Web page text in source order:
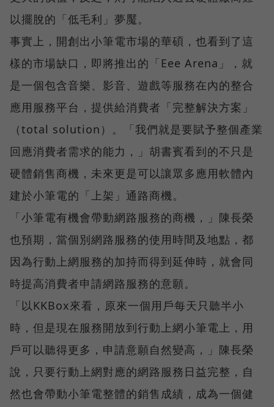
以擺脫的「低毛利」夢魘。
事實上，開創出小筆電市場的華碩，也看到了這
樣的市場缺口，即將推出的「Eee Arena」，就
是一個包含音樂、影音、遊戲等服務在內的整合
應用服務平台，提供給消費者「完整解決方案」
（total solution）。「我們就是要賦予整個產業
回應消費者需求的能力，」胡書賓看到的不只是
硬體銷售商機，未來更是可以讓眾多應用軟體內
建於小筆電的「上架」通路商機。
「小筆電有機會帶動網路服務的商機，」陳長榮
也預期，當個別網路服務的使用時間及地點，都
因為行動上網服務的加持而得到延伸時，就會同
時提高消費者申請網路服務的意願。
「以KKBox來看，原來一個用戶每天只聽半小
時，但是現在服務開放到行動上網小筆電上，用
戶可以聽得更多，申請意願自然變高，」陳長榮
說，只要行動上網對應的網路服務日益完整，自
然也會帶動小筆電整體的銷售成績，成為一個健